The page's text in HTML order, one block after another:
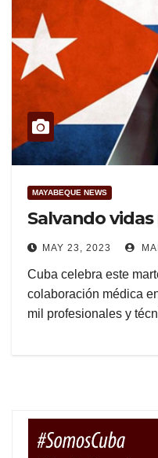
MAYABEQUE NEWS
Salvando
MAY 23, 2023
Cuba celebra este
colaboración médica
mil profesionales y